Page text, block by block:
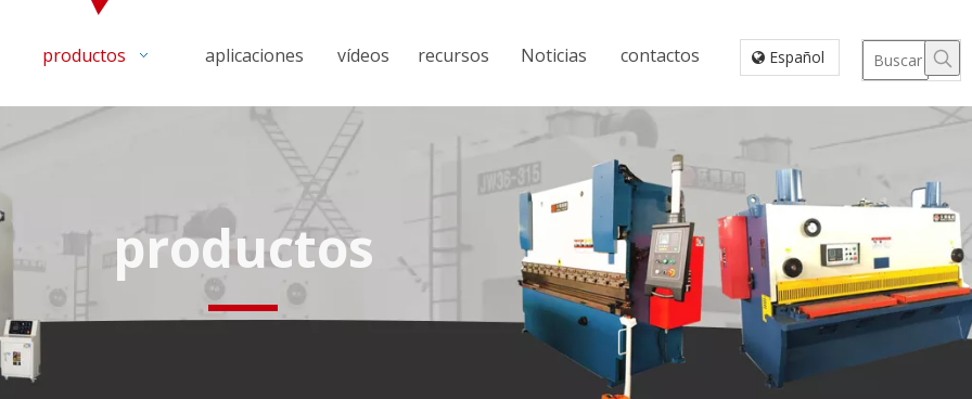
productos aplicaciones vídeos recursos Noticias contactos Español
productos